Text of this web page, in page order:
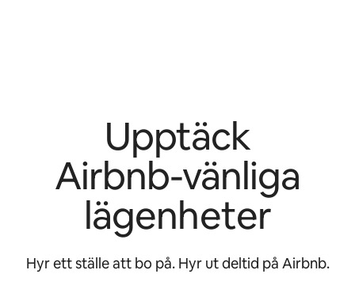
Upptäck
Airbnb-vänliga
lägenheter
Hyr ett ställe att bo på. Hyr ut deltid på Airbnb.